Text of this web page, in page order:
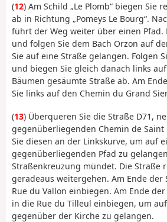
(12) Am Schild „Le Plomb“ biegen Sie
ab in Richtung „Pomeys Le Bourg“.
führt der Weg weiter über einen Pfad.
und folgen Sie dem Bach Orzon auf
Sie auf eine Straße gelangen. Folgen
und biegen Sie gleich danach links
Bäumen gesäumte Straße ab. Am
Sie links auf den Chemin du Grand
(13) Überqueren Sie die Straße D71,
gegenüberliegenden Chemin de Saint
Sie diesen an der Linkskurve, um auf
gegenüberliegenden Pfad zu
Straßenkreuzung mündet. Die Straße
geradeaus weitergehen. Am Ende der
Rue du Vallon einbiegen. Am Ende
in die Rue du Tilleul einbiegen, um
gegenüber der Kirche zu gelangen.